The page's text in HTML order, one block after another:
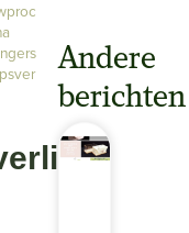
Andere
berichten